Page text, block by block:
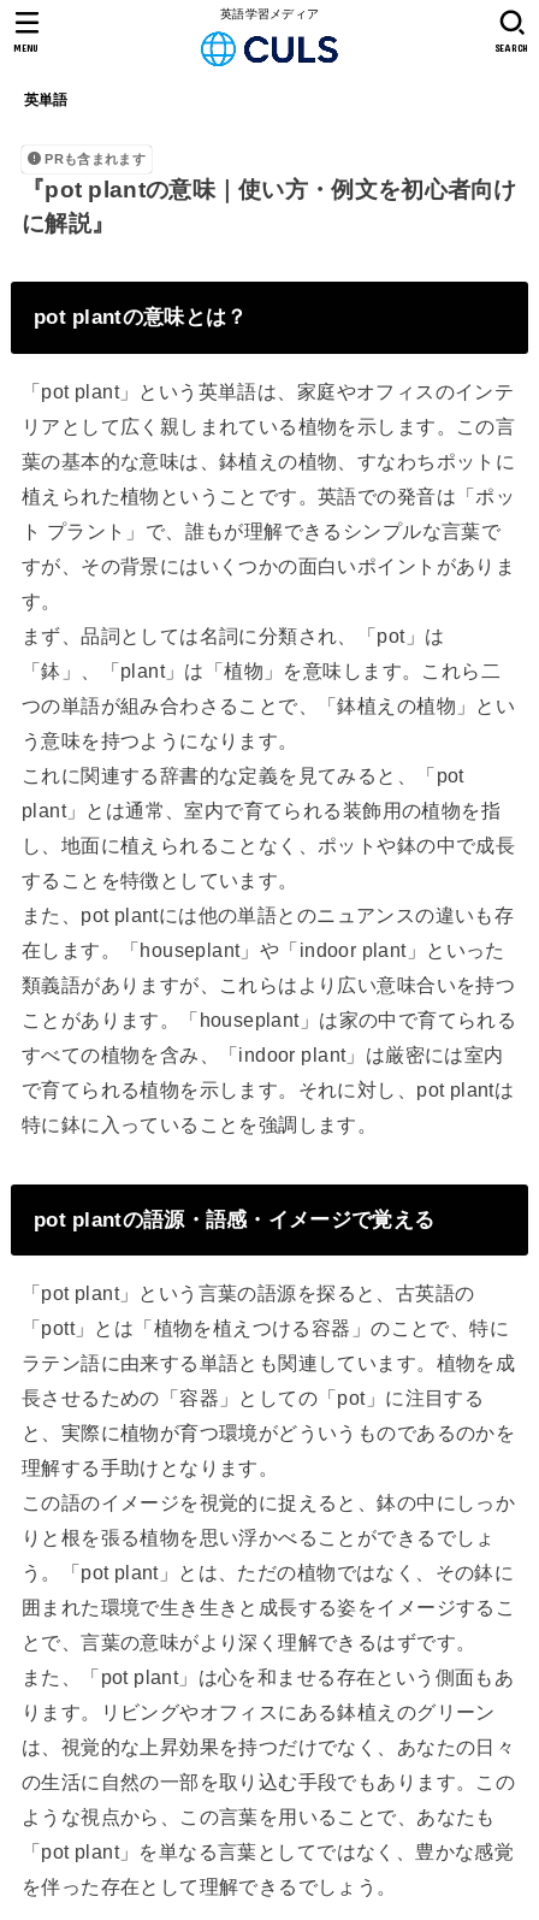
英語学習メディア
英単語
SEARCH
MENU
PRも含まれます
『pot plantの意味｜使い方・例文を初心者向け
に解説』
pot plantの意味とは？
「pot plant」という英単語は、家庭やオフィスのインテ
リアとして広く親しまれている植物を示します。この言
葉の基本的な意味は、鉢植えの植物、すなわちポットに
植えられた植物ということです。英語での発音は「ポッ
ト プラント」で、誰もが理解できるシンプルな言葉で
すが、その背景にはいくつかの面白いポイントがありま
す。
まず、品詞としては名詞に分類され、「pot」は
「鉢」、「plant」は「植物」を意味します。これら二
つの単語が組み合わさることで、「鉢植えの植物」とい
う意味を持つようになります。
これに関連する辞書的な定義を見てみると、「pot
plant」とは通常、室内で育てられる装飾用の植物を指
し、地面に植えられることなく、ポットや鉢の中で成長
することを特徴としています。
また、pot plantには他の単語とのニュアンスの違いも存
在します。「houseplant」や「indoor plant」といった
類義語がありますが、これらはより広い意味合いを持つ
ことがあります。「houseplant」は家の中で育てられる
すべての植物を含み、「indoor plant」は厳密には室内
で育てられる植物を示します。それに対し、pot plantは
特に鉢に入っていることを強調します。
pot plantの語源・語感・イメージで覚える
「pot plant」という言葉の語源を探ると、古英語の
「pott」とは「植物を植えつける容器」のことで、特に
ラテン語に由来する単語とも関連しています。植物を成
長させるための「容器」としての「pot」に注目する
と、実際に植物が育つ環境がどういうものであるのかを
理解する手助けとなります。
この語のイメージを視覚的に捉えると、鉢の中にしっか
りと根を張る植物を思い浮かべることができるでしょ
う。「pot plant」とは、ただの植物ではなく、その鉢に
囲まれた環境で生き生きと成長する姿をイメージするこ
とで、言葉の意味がより深く理解できるはずです。
また、「pot plant」は心を和ませる存在という側面もあ
ります。リビングやオフィスにある鉢植えのグリーン
は、視覚的な上昇効果を持つだけでなく、あなたの日々
の生活に自然の一部を取り込む手段でもあります。この
ような視点から、この言葉を用いることで、あなたも
「pot plant」を単なる言葉としてではなく、豊かな感覚
を伴った存在として理解できるでしょう。